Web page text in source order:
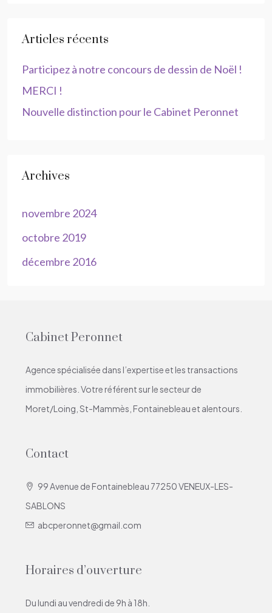
Articles récents
Participez à notre concours de dessin de Noël !
MERCI !
Nouvelle distinction pour le Cabinet Peronnet
Archives
novembre 2024
octobre 2019
décembre 2016
Cabinet Peronnet
Agence spécialisée dans l’expertise et les transactions
immobilières. Votre référent sur le secteur de
Moret/Loing, St-Mammès, Fontainebleau et alentours.
Contact
99 Avenue de Fontainebleau 77250 VENEUX-LES-
SABLONS
abcperonnet@gmail.com
Horaires d’ouverture
Du lundi au vendredi de 9h à 18h.